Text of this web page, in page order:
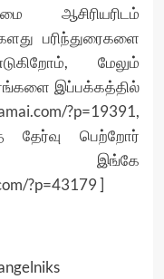
பரிந்துரைகளை
மேலும்
இப்பக்கத்தில்
?p=19391,
தேர்வு பெற்றோர்
இங்கே
?p=43179]